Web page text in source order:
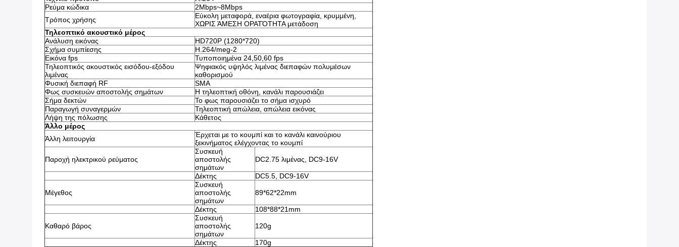
Ρεύμα κώδικα
2Mbps~8Mbps
Τρόπος χρήσης
Εύκολη μεταφορά, εναέρια φωτογραφία, κρυμμένη,
ΧΩΡΙΣ ΆΜΕΣΗ ΟΡΑΤΌΤΗΤΑ μετάδοση
Τηλεοπτικό ακουστικό μέρος
Ανάλυση εικόνας
HD720P (1280*720)
Σχήμα συμπίεσης
H.264/meg-2
Εικόνα fps
Τυποποιημένα 24,50,60 fps
Τηλεοπτικός ακουστικός εισόδου-εξόδου
λιμένας
Ψηφιακός υψηλός λιμένας διεπαφών πολυμέσων
καθορισμού
Φυσική διεπαφή RF
SMA
Φως συσκευών αποστολής σημάτων
Η τηλεοπτική οθόνη, κανάλι παρουσιάζει
Σήμα δεκτών
Το φως παρουσιάζει το σήμα ισχυρό
Παραγωγή συναγερμών
Τηλεοπτική απώλεια, απώλεια εικόνας
Λήψη της πόλωσης
Κάθετος
Άλλο μέρος
Άλλη λειτουργία
Έρχεται με το κουμπί και το κανάλι καινούριου
ξεκινήματος ελέγχοντας το κουμπί
Παροχή ηλεκτρικού ρεύματος
Συσκευή
αποστολής
σημάτων
DC2.75 λιμένας, DC9-16V
Δέκτης DC5.5, DC9-16V
Μέγεθος
Συσκευή
αποστολής
σημάτων
89*62*22mm
Δέκτης 108*88*21mm
Καθαρό βάρος
Συσκευή
αποστολής
σημάτων
120g
Δέκτης 170g